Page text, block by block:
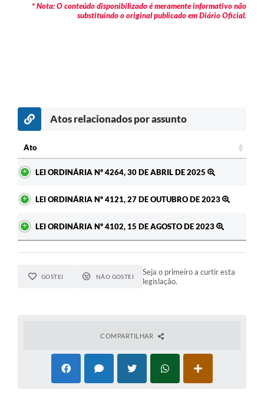
* Nota: O conteúdo disponibilizado é meramente informativo não
substituindo o original publicado em Diário Oficial.
Atos relacionados por assunto
Ato
LEI ORDINÁRIA Nº 4264, 30 DE ABRIL DE 2025
LEI ORDINÁRIA Nº 4121, 27 DE OUTUBRO DE 2023
LEI ORDINÁRIA Nº 4102, 15 DE AGOSTO DE 2023
GOSTEI NÃO GOSTEI
Seja o primeiro a curtir esta
legislação.
COMPARTILHAR